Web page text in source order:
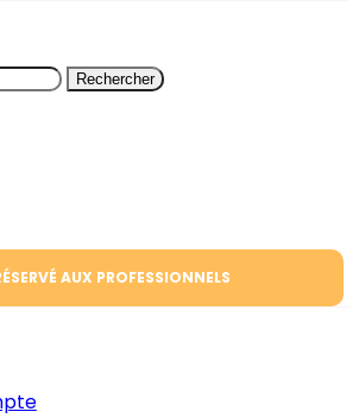
Rechercher
AUX PROFESSIONNELS